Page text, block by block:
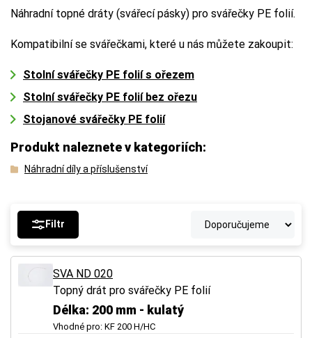
Náhradní topné dráty (svářecí pásky) pro svářečky PE folií.
Kompatibilní se svářečkami, které u nás můžete zakoupit:
Stolní svářečky PE folií s ořezem
Stolní svářečky PE folií bez ořezu
Stojanové svářečky PE folií
Produkt naleznete v kategoriích:
Náhradní díly a příslušenství
Filtr
SVA ND 020
Topný drát pro svářečky PE folií
Délka: 200 mm - kulatý
Vhodné pro: KF 200 H/HC